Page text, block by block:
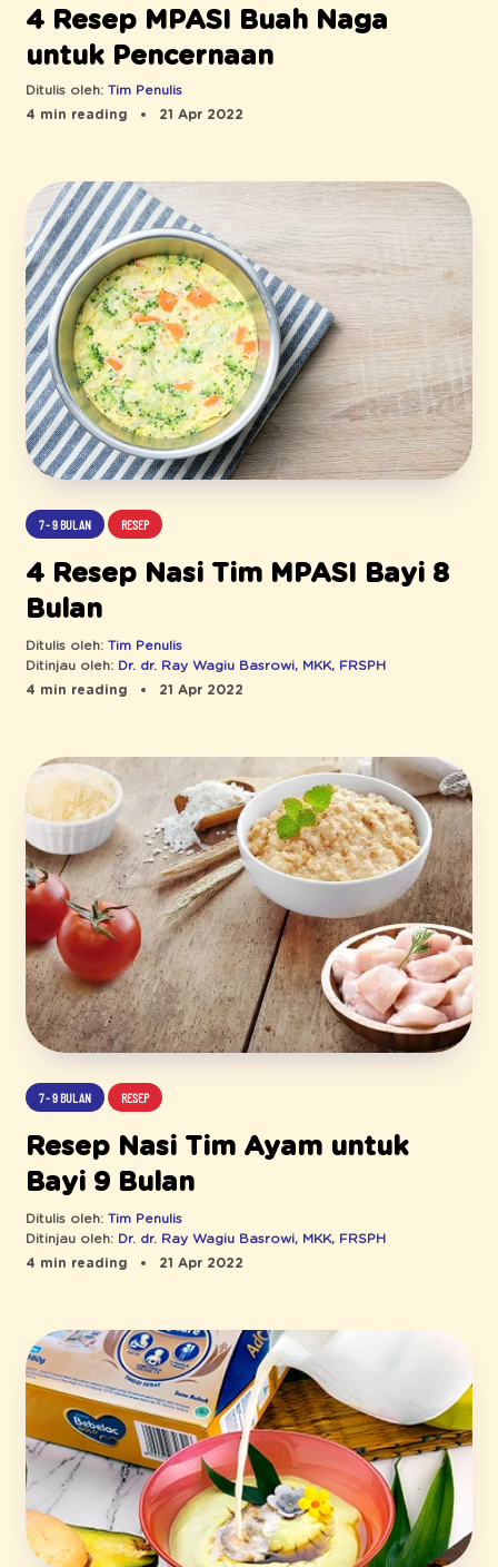
4 Resep MPASI Buah Naga
untuk Pencernaan
Ditulis oleh: Tim Penulis
4 min reading
21 Apr 2022
7 - 9 BULAN RESEP
4 Resep Nasi Tim MPASI Bayi 8
Bulan
Ditulis oleh: Tim Penulis
Ditinjau oleh: Dr. dr. Ray Wagiu Basrowi, MKK, FRSPH
4 min reading
21 Apr 2022
7 - 9 BULAN RESEP
Resep Nasi Tim Ayam untuk
Bayi 9 Bulan
Ditulis oleh: Tim Penulis
Ditinjau oleh: Dr. dr. Ray Wagiu Basrowi, MKK, FRSPH
4 min reading
21 Apr 2022